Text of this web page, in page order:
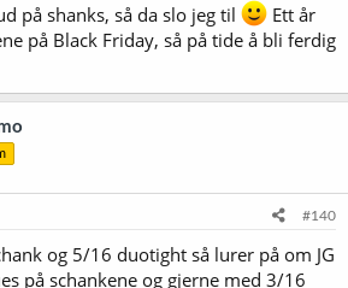
på shanks, så da slo jeg til
Ett år
på Black Friday, så på tide å bli ferdig
#140
og 5/16 duotight så lurer på om JG
på schankene og gjerne med 3/16